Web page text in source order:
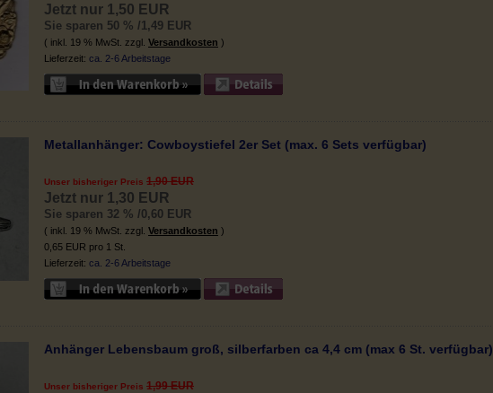
Jetzt nur 1,50 EUR
Sie sparen 50 % /1,49 EUR
( inkl. 19 % MwSt. zzgl. Versandkosten )
Lieferzeit: ca. 2-6 Arbeitstage
Metallanhänger: Cowboystiefel 2er Set (max. 6 Sets verfügbar)
Unser bisheriger Preis 1,90 EUR
Jetzt nur 1,30 EUR
Sie sparen 32 % /0,60 EUR
( inkl. 19 % MwSt. zzgl. Versandkosten )
0,65 EUR pro 1 St.
Lieferzeit: ca. 2-6 Arbeitstage
Anhänger Lebensbaum groß, silberfarben ca 4,4 cm (max 6 St. verfügbar)
Unser bisheriger Preis 1,99 EUR